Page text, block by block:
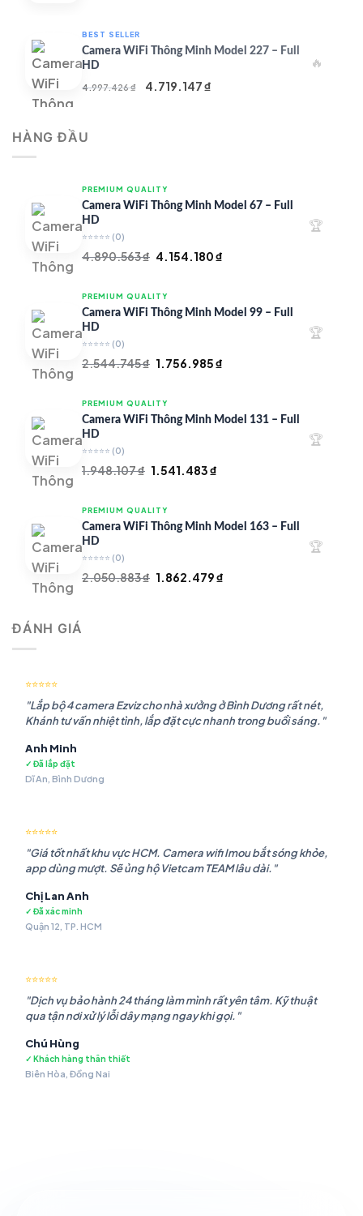
7.000.000 ₫.là:
BEST SELLER
Camera WiFi Thông Minh Model 227 – Full
HD
4.997.426₫
Giá
4.719.147₫
🔥
HÀNG ĐẦU
PREMIUM QUALITY
Camera WiFi Thông Minh Model 67 – Full
HD
⭐⭐⭐⭐⭐ (0)
4.890.563₫ Giá
là:
4.890.563 ₫.
4.154.180₫
là:
🏆
PREMIUM QUALITY
Camera WiFi Thông Minh Model 99 – Full
HD
⭐⭐⭐⭐⭐ (0)
2.544.745₫ Giá
là:
2.544.745 ₫.
1.756.985₫
là:
🏆
PREMIUM QUALITY
Camera WiFi Thông Minh Model 131 – Full
HD
⭐⭐⭐⭐⭐ (0)
1.948.107₫ Giá
là:
1.948.107 ₫.
1.541.483₫
là:
🏆
PREMIUM QUALITY
Camera WiFi Thông Minh Model 163 – Full
HD
⭐⭐⭐⭐⭐ (0)
2.050.883₫ Giá
1.862.479₫
🏆
ĐÁNH GIÁ
⭐⭐⭐⭐⭐
"Lắp bộ 4 camera Ezviz cho nhà xưởng ở Bình Dương rất nét,
Khánh tư vấn nhiệt tình, lắp đặt cực nhanh trong buổi sáng."
Anh Minh
✓ Đã lắp đặt
Dĩ An, Bình Dương
⭐⭐⭐⭐⭐
"Giá tốt nhất khu vực HCM. Camera wifi Imou bắt sóng khỏe,
app dùng mượt. Sẽ ủng hộ Vietcam TEAM lâu dài."
Chị Lan Anh
✓ Đã xác minh
Quận 12, TP. HCM
⭐⭐⭐⭐⭐
"Dịch vụ bảo hành 24 tháng làm mình rất yên tâm. Kỹ thuật
qua tận nơi xử lý lỗi dây mạng ngay khi gọi."
Chú Hùng
✓ Khách hàng thân thiết
Biên Hòa, Đồng Nai